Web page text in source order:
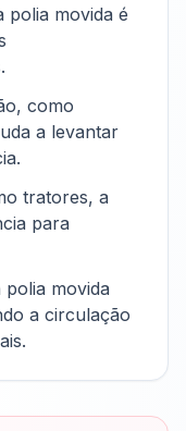
polia movida é
como
a levantar
tratores, a
para
polia movida
a circulação